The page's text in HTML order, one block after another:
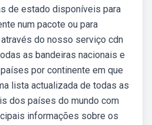
de estado disponíveis para
num pacote ou para
do nosso serviço cdn
as bandeiras nacionais e
por continente em que
lista actualizada de todas as
dos países do mundo com
informações sobre os